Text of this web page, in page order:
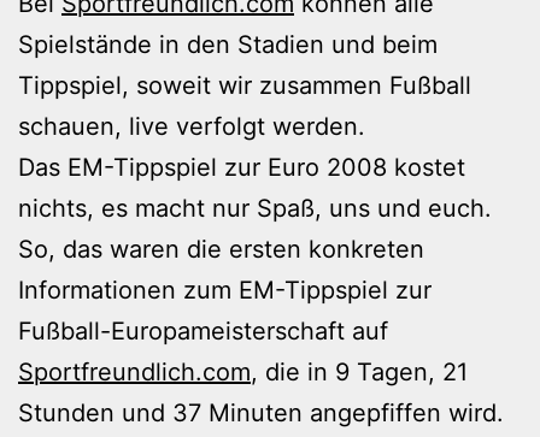
Spielstände in den Stadien und beim
Tippspiel, soweit wir zusammen Fußball
schauen, live verfolgt werden.
Das EM-Tippspiel zur Euro 2008 kostet
nichts, es macht nur Spaß, uns und euch.
So, das waren die ersten konkreten
Informationen zum EM-Tippspiel zur
Fußball-Europameisterschaft auf
Sportfreundlich.com, die in 9 Tagen, 21
Stunden und 37 Minuten angepfiffen wird.